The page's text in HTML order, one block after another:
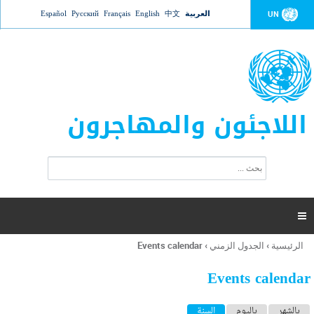
Jump to navigation UN العربية 中文
English
Français
Русский
Español
اللاجئون والمهاجرون
ت
ر
ل
ح
ب

أنت
هنا
الرئيسية › الجدول الزمني ›
Events calendar
Events calendar